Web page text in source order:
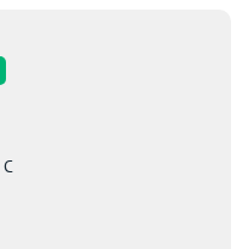
С